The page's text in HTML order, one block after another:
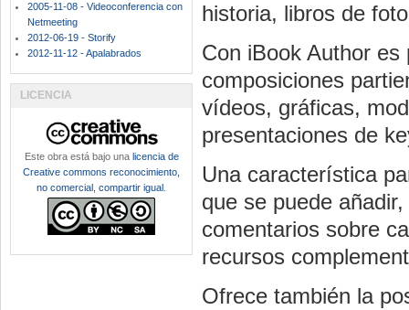
historia, libros de
Con iBook Author
composiciones
vídeos, gráficas,
presentaciones de
Una característica
que se puede
comentarios sobre
recursos
Ofrece también la
2005-11-08 - Videoconferencia con
Netmeeting
2012-06-19 - Storify
2012-11-12 - Apalabrados
LICENCIA
Este obra está bajo una licencia de
Creative commons reconocimiento,
no comercial, compartir igual